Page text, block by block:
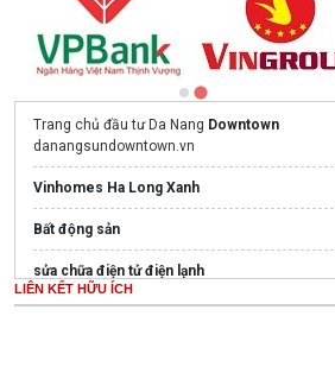
Trang chủ đầu tư Da Nang Downtown
danangsundowntown.vn
Vinhomes Ha Long Xanh
Bất động sản
sửa chữa điện tử điện lạnh
LIÊN KẾT HỮU ÍCH